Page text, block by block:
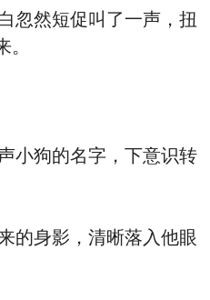
忽然短促叫了一声，扭
小狗的名字，下意识转
的身影，清晰落入他眼